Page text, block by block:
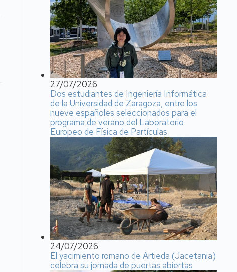
27/07/2026
Dos estudiantes de Ingeniería Informática
de la Universidad de Zaragoza, entre los
nueve españoles seleccionados para el
programa de verano del Laboratorio
Europeo de Física de Partículas
24/07/2026
El yacimiento romano de Artieda (Jacetania)
celebra su jornada de puertas abiertas